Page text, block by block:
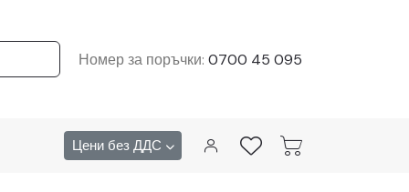
Номер за поръчки: 0700 45 095
Цени без ДДС